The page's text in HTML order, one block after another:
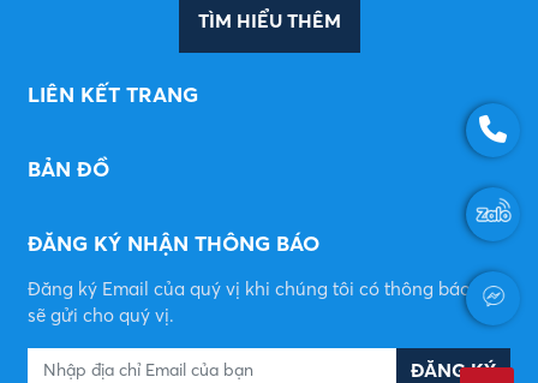
TÌM HIỂU THÊM
LIÊN KẾT TRANG
BẢN ĐỒ
ĐĂNG KÝ NHẬN THÔNG BÁO
Đăng ký Email của quý vị khi chúng tôi có thông báo mới
sẽ gửi cho quý vị.
ĐĂNG KÝ